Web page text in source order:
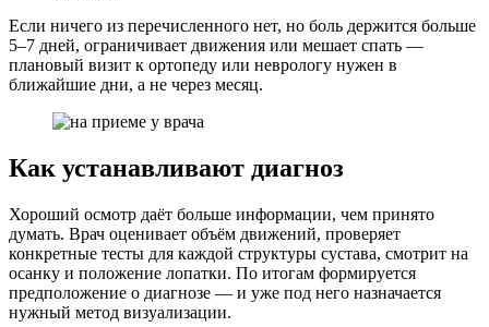
Если ничего из перечисленного нет, но боль держится больше
5–7 дней, ограничивает движения или мешает спать —
плановый визит к ортопеду или неврологу нужен в
ближайшие дни, а не через месяц.
Как устанавливают диагноз
Хороший осмотр даёт больше информации, чем принято
думать. Врач оценивает объём движений, проверяет
конкретные тесты для каждой структуры сустава, смотрит на
осанку и положение лопатки. По итогам формируется
предположение о диагнозе — и уже под него назначается
нужный метод визуализации.